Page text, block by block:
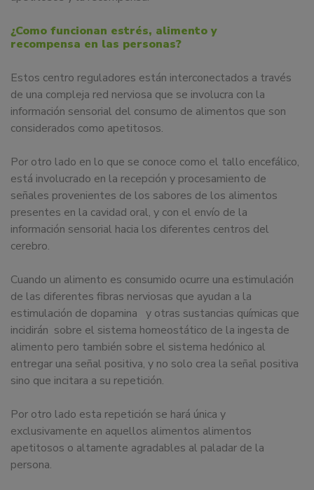
¿Como funcionan estrés, alimento y
recompensa en las personas?
Estos centro reguladores están interconectados a través
de una compleja red nerviosa que se involucra con la
información sensorial del consumo de alimentos que son
considerados como apetitosos.
Por otro lado en lo que se conoce como el tallo encefálico,
está involucrado en la recepción y procesamiento de
señales provenientes de los sabores de los alimentos
presentes en la cavidad oral, y con el envío de la
información sensorial hacia los diferentes centros del
cerebro.
Cuando un alimento es consumido ocurre una estimulación
de las diferentes fibras nerviosas que ayudan a la
estimulación de dopamina y otras sustancias químicas que
incidirán sobre el sistema homeostático de la ingesta de
alimento pero también sobre el sistema hedónico al
entregar una señal positiva, y no solo crea la señal positiva
sino que incitara a su repetición.
Por otro lado esta repetición se hará única y
exclusivamente en aquellos alimentos alimentos
apetitosos o altamente agradables al paladar de la
persona.